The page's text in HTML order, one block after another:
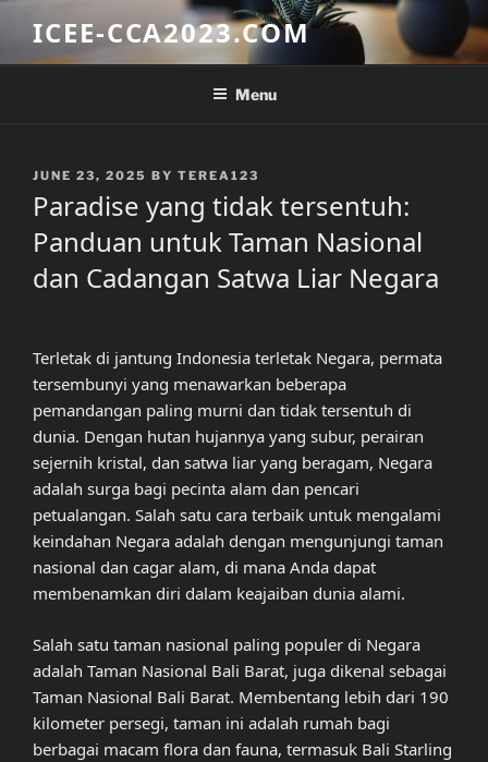
content
ICEE-CCA2023.COM
Menu
POSTED
JUNE 23, 2025 BY TEREA123
Paradise yang tidak tersentuh:
Panduan untuk Taman Nasional
dan Cadangan Satwa Liar Negara
Terletak di jantung Indonesia terletak Negara, permata
tersembunyi yang menawarkan beberapa
pemandangan paling murni dan tidak tersentuh di
dunia. Dengan hutan hujannya yang subur, perairan
sejernih kristal, dan satwa liar yang beragam, Negara
adalah surga bagi pecinta alam dan pencari
petualangan. Salah satu cara terbaik untuk mengalami
keindahan Negara adalah dengan mengunjungi taman
nasional dan cagar alam, di mana Anda dapat
membenamkan diri dalam keajaiban dunia alami.
Salah satu taman nasional paling populer di Negara
adalah Taman Nasional Bali Barat, juga dikenal sebagai
Taman Nasional Bali Barat. Membentang lebih dari 190
kilometer persegi, taman ini adalah rumah bagi
berbagai macam flora dan fauna, termasuk Bali Starling